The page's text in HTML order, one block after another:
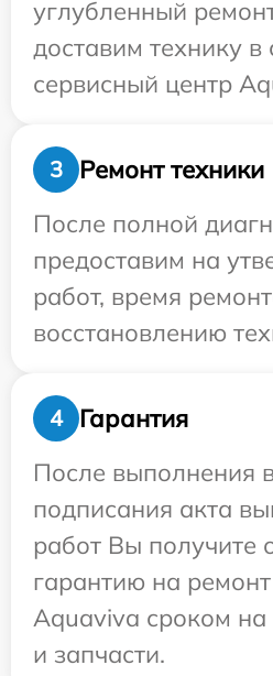
углубленный
доставим технику в
сервисный центр
3
Ремонт техники
После полной
предоставим на
работ, время
восстановлению
4
Гарантия
После выполнения
подписания акта
работ Вы получите
гарантию на ремонт
Aquaviva сроком на
и запчасти.